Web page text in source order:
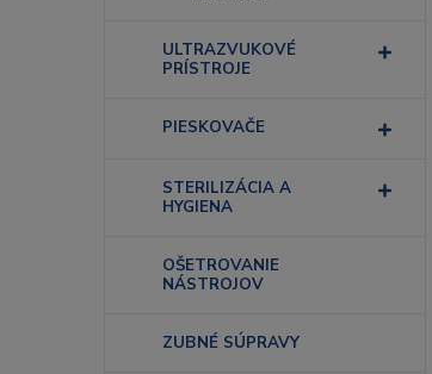
ULTRAZVUKOVÉ
PRÍSTROJE
PIESKOVAČE
STERILIZÁCIA A
HYGIENA
OŠETROVANIE
NÁSTROJOV
ZUBNÉ SÚPRAVY